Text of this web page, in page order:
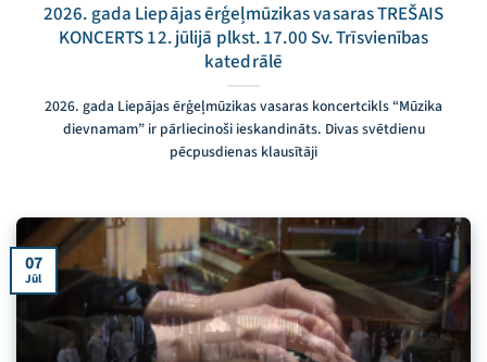
2026. gada Liepājas ērģeļmūzikas vasaras TREŠAIS
KONCERTS 12. jūlijā plkst. 17.00 Sv. Trīsvienības
katedrālē
2026. gada Liepājas ērģeļmūzikas vasaras koncertcikls “Mūzika
dievnamam” ir pārliecinoši ieskandināts. Divas svētdienu
pēcpusdienas klausītāji
07
Jūl